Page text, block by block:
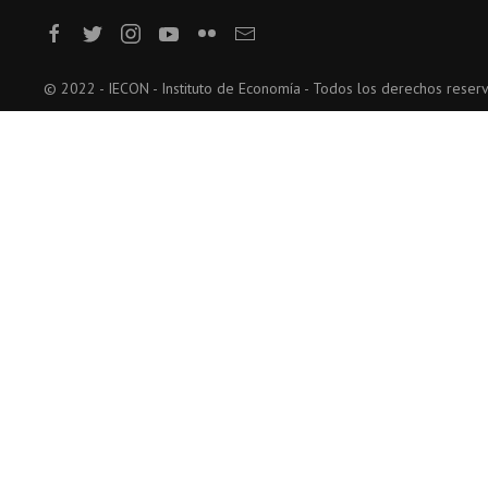
© 2022 - IECON - Instituto de Economía - Todos los derechos